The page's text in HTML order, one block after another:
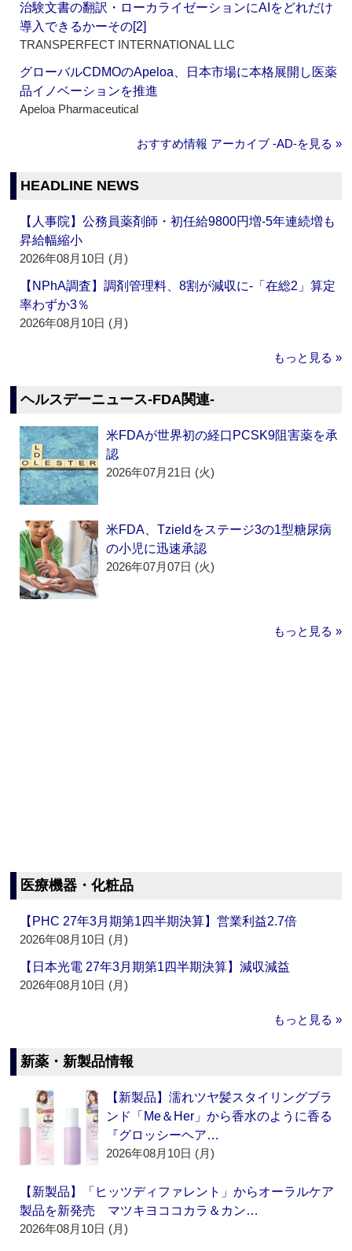
治験文書の翻訳・ローカライゼーションにAIをどれだけ
導入できるかーその[2]
TRANSPERFECT INTERNATIONAL LLC
グローバルCDMOのApeloa、日本市場に本格展開し医薬
品イノベーションを推進
Apeloa Pharmaceutical
おすすめ情報 アーカイブ ‐AD‐を見る »
HEADLINE NEWS
【人事院】公務員薬剤師・初任給9800円増‐5年連続増も
昇給幅縮小
2026年08月10日 (月)
【NPhA調査】調剤管理料、8割が減収に‐「在総2」算定
率わずか3％
2026年08月10日 (月)
もっと見る »
ヘルスデーニュース‐FDA関連‐
米FDAが世界初の経口PCSK9阻害薬を承
認
2026年07月21日 (火)
米FDA、Tzieldをステージ3の1型糖尿病
の小児に迅速承認
2026年07月07日 (火)
もっと見る »
医療機器・化粧品
【PHC 27年3月期第1四半期決算】営業利益2.7倍
2026年08月10日 (月)
【日本光電 27年3月期第1四半期決算】減収減益
2026年08月10日 (月)
もっと見る »
新薬・新製品情報
【新製品】濡れツヤ髪スタイリングブラ
ンド「Me＆Her」から香水のように香る
『グロッシーヘア…
2026年08月10日 (月)
【新製品】「ヒッツディファレント」からオーラルケア
製品を新発売 マツキヨココカラ＆カン…
2026年08月10日 (月)